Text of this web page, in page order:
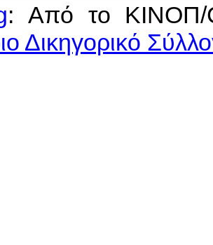
: Από το
Δικηγορικό